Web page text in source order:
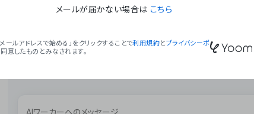
メールが届かない場合は こちら
メールアドレスで始める」をクリックすることで利用規約とプライバシーポ
意したものとみなされます。